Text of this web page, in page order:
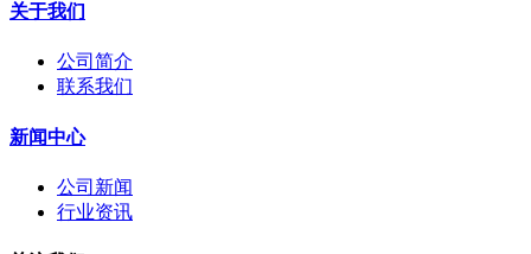
关于我们
公司简介
联系我们
新闻中心
公司新闻
行业资讯